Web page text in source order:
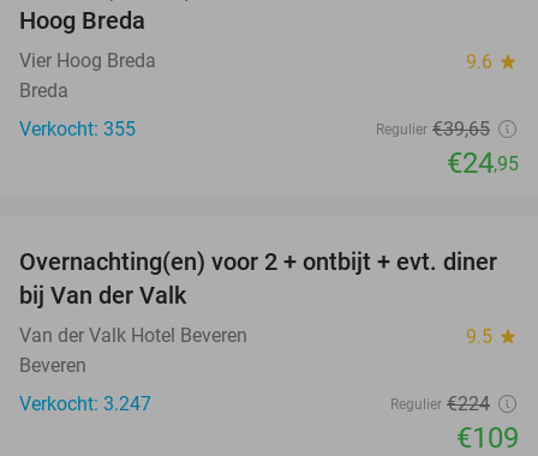
Hoog Breda
Vier Hoog Breda 9.6 star
Breda
Verkocht: 355
Regulier €39,65
€24,95
51%
Overnachting(en) voor 2 + ontbijt + evt. diner
bij Van der Valk
Van der Valk Hotel Beveren 9.5 star
Beveren
Verkocht: 3.247
Regulier €224
€109